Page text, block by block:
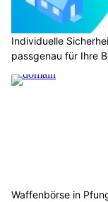
Individuelle
passgenau für Ihre
Waffenbörse in